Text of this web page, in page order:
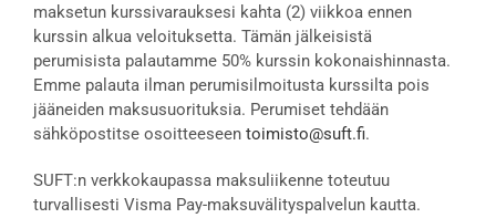
maksetun kurssivarauksesi kahta (2) viikkoa ennen
kurssin alkua veloituksetta. Tämän jälkeisistä
perumisista palautamme 50% kurssin kokonaishinnasta.
Emme palauta ilman perumisilmoitusta kurssilta pois
jääneiden maksusuorituksia. Perumiset tehdään
sähköpostitse osoitteeseen toimisto@suft.fi.
SUFT:n verkkokaupassa maksuliikenne toteutuu
turvallisesti Visma Pay-maksuvälityspalvelun kautta.